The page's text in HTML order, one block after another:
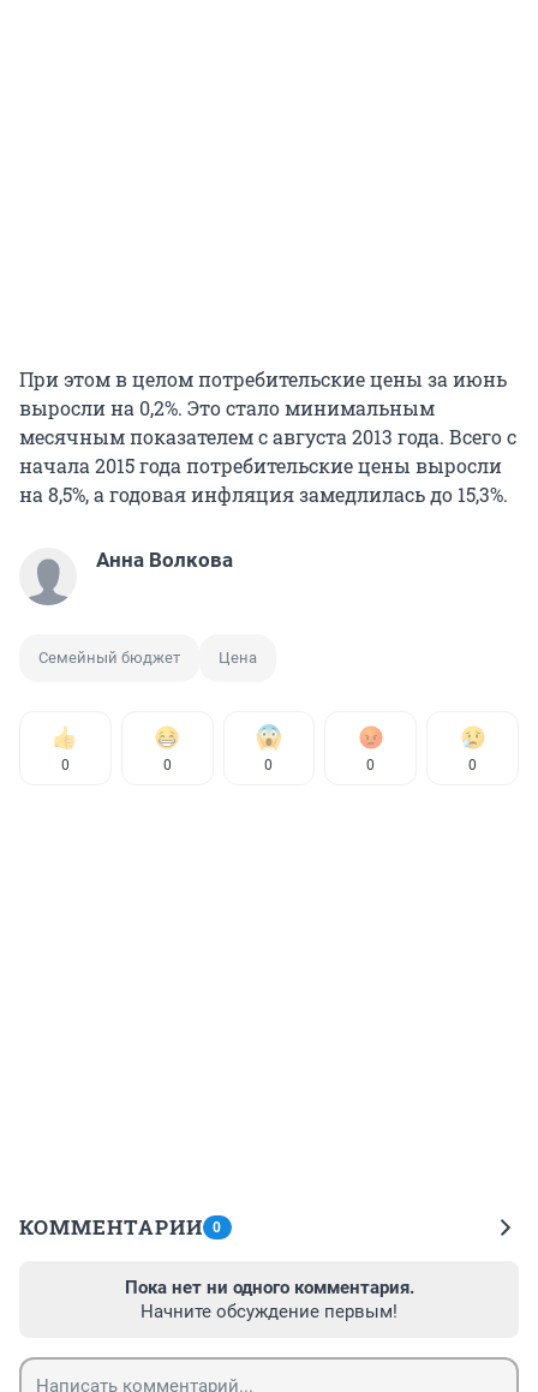
При этом в целом потребительские цены за июнь
выросли на 0,2%. Это стало минимальным
месячным показателем с августа 2013 года. Всего с
начала 2015 года потребительские цены выросли
на 8,5%, а годовая инфляция замедлилась до 15,3%.
Анна Волкова
Семейный бюджет Цена
0 0 0 0 0
КОММЕНТАРИИ 0
Пока нет ни одного комментария.
Начните обсуждение первым!